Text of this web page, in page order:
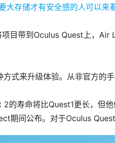
目带到Oculus Quest上，
式来升级体验。从非官方的
的寿命将比Quest1更长，但
期间公布。对于Oculus